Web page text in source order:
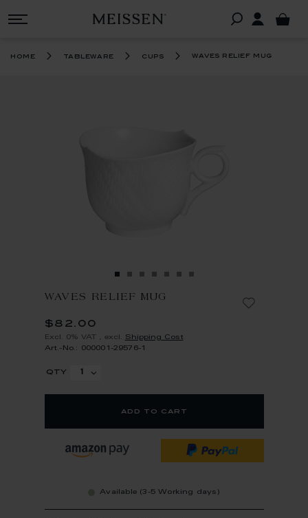
home tableware cups waves relief mug
WAVES RELIEF MUG
$82.00
Excl. 0% VAT excl. Shipping Cost
Art.-No.: 000001-29576-1
qty
add to cart
Available (3-5 Working days)